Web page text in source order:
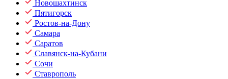
Новошахтинск
Пятигорск
Ростов-на-Дону
Самара
Саратов
Славянск-на-Кубани
Сочи
Ставрополь